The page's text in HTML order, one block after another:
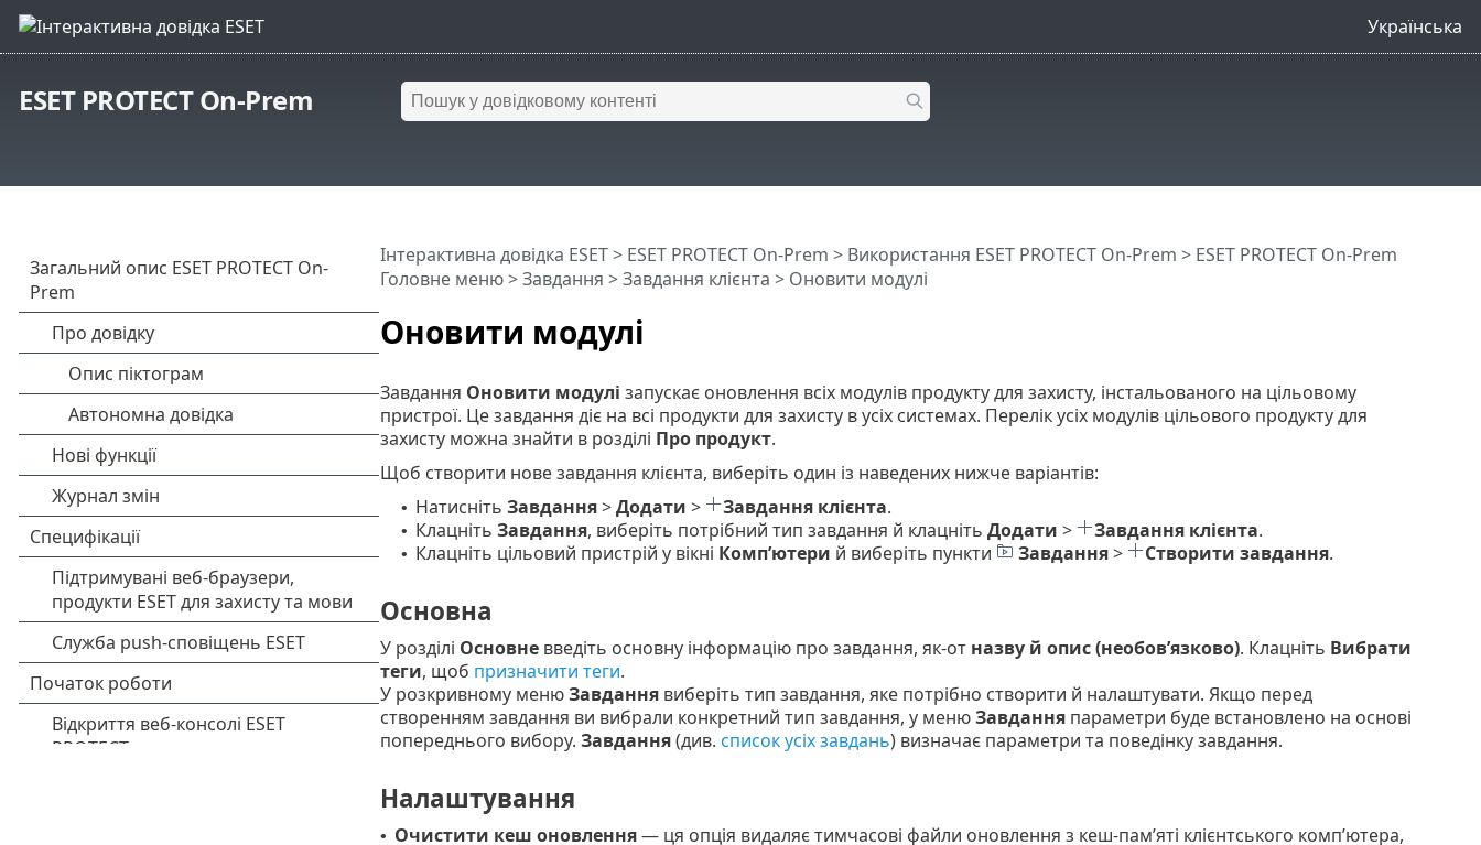
Українська
ESET PROTECT On-Prem
Оновити модулі
Інтерактивна довідка ESET> ESET PROTECT On-Prem > Використання ESET PROTECT On-Prem > ESET PROTECT On-Prem
Головне меню>Завдання >Завдання клієнта > Оновити модулі
Завдання Оновити модулі запускає оновлення всіх модулів продукту для захисту, інстальованого на цільовому
пристрої. Це завдання діє на всі продукти для захисту в усіх системах. Перелік усіх модулів цільового продукту для
захисту можна знайти в розділі Про продукт.
Щоб створити нове завдання клієнта, виберіть один із наведених нижче варіантів:
• Натисніть Завдання>Додати > Завдання клієнта.
• Клацніть Завдання, виберіть потрібний тип завдання й клацніть Додати > Завдання клієнта.
• Клацніть цільовий пристрій у вікні Комп’ютери й виберіть пункти Завдання> Створити завдання.
Основна
У розділі Основневведіть основну інформацію про завдання, як-от назву й опис (необов’язково). Клацніть Вибрати
теги, щоб призначити теги.
У розкривному менюЗавданнявиберіть тип завдання, яке потрібно створити й налаштувати. Якщо перед
створенням завдання ви вибрали конкретний тип завдання, у менюЗавданняпараметри буде встановлено на основі
попереднього вибору. Завдання(див. список усіх завдань) визначає параметри та поведінку завдання.
Налаштування
• Очистити кеш оновлення— ця опція видаляє тимчасові файли оновлення з кеш-пам’яті клієнтського комп’ютера,